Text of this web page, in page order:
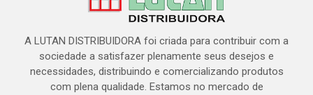
A LUTAN DISTRIBUIDORA foi criada para contribuir com a
sociedade a satisfazer plenamente seus desejos e
necessidades, distribuindo e comercializando produtos
com plena qualidade. Estamos no mercado de